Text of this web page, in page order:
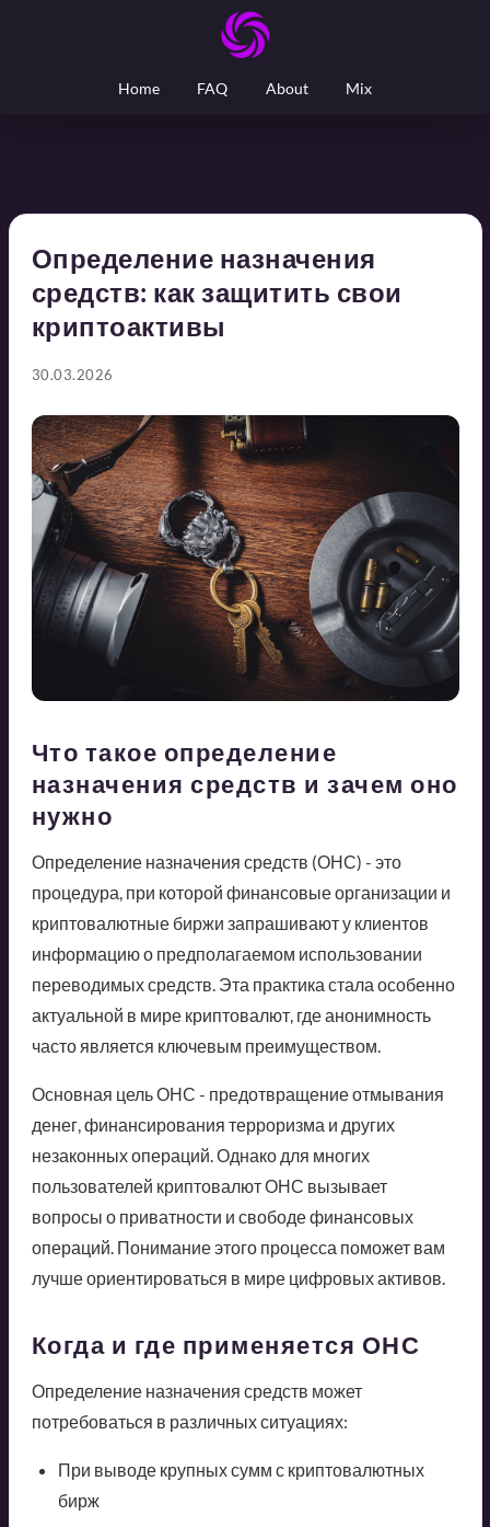
Home FAQ About Mix
Определение назначения
средств: как защитить свои
криптоактивы
30.03.2026
Что такое определение
назначения средств и зачем оно
нужно
Определение назначения средств (ОНС) - это
процедура, при которой финансовые организации и
криптовалютные биржи запрашивают у клиентов
информацию о предполагаемом использовании
переводимых средств. Эта практика стала особенно
актуальной в мире криптовалют, где анонимность
часто является ключевым преимуществом.
Основная цель ОНС - предотвращение отмывания
денег, финансирования терроризма и других
незаконных операций. Однако для многих
пользователей криптовалют ОНС вызывает
вопросы о приватности и свободе финансовых
операций. Понимание этого процесса поможет вам
лучше ориентироваться в мире цифровых активов.
Когда и где применяется ОНС
Определение назначения средств может
потребоваться в различных ситуациях:
При выводе крупных сумм с криптовалютных
бирж